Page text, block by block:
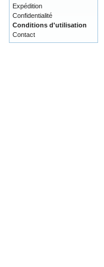
Expédition
Confidentialité
Conditions d'utilisation
Contact